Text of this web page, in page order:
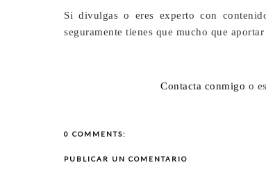
Si divulgas o eres experto con
seguramente tienes que mucho que
Contacta conmigo o
0 COMMENTS:
PUBLICAR UN COMENTARIO